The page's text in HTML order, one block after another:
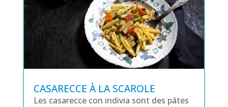
CASARECCE À LA SCAROLE
Les casarecce con indivia sont des pâtes